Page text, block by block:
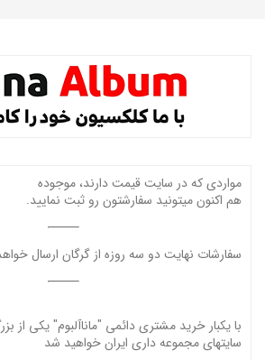
مواردی که در سایت قیمت دارند، موجوده
هم اکنون میتونید سفارشتون رو ثبت نمایید.
سفارشات نهایت دو سه روزه از گرگان ارسال
با یکبار خرید مشتری دائمی "ماناآلبوم" یکی از
سایتهای مجموعه داری ایران خواهید شد